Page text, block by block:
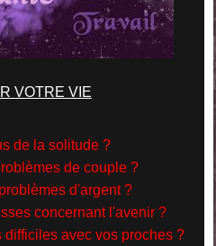
VOTRE VIE
de la solitude ?
de couple ?
d'argent ?
concernant l'avenir ?
avec vos proches ?